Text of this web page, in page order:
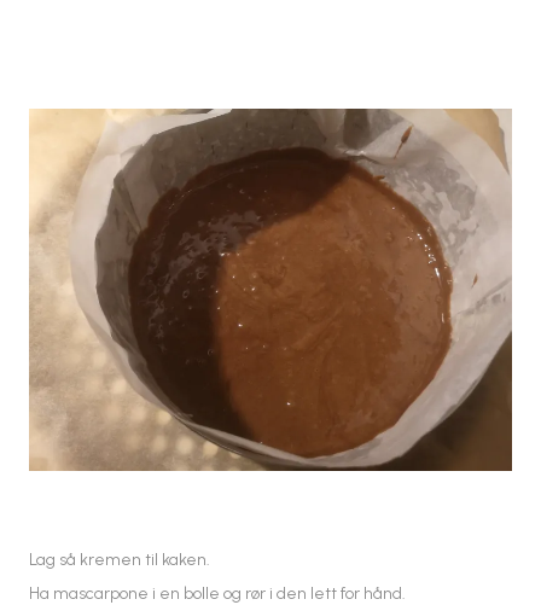
Lag så kremen til kaken.
Ha mascarpone i en bolle og rør i den lett for hånd.